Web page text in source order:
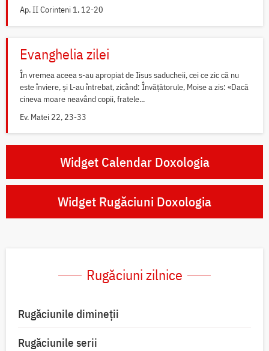
Ap. II Corinteni 1, 12-20
Evanghelia zilei
În vremea aceea s-au apropiat de Iisus saducheii, cei ce zic că nu
este înviere, și L-au întrebat, zicând: Învățătorule, Moise a zis: «Dacă
cineva moare neavând copii, fratele...
Ev. Matei 22, 23-33
Widget Calendar Doxologia
Widget Rugăciuni Doxologia
Rugăciuni zilnice
Rugăciunile dimineții
Rugăciunile serii